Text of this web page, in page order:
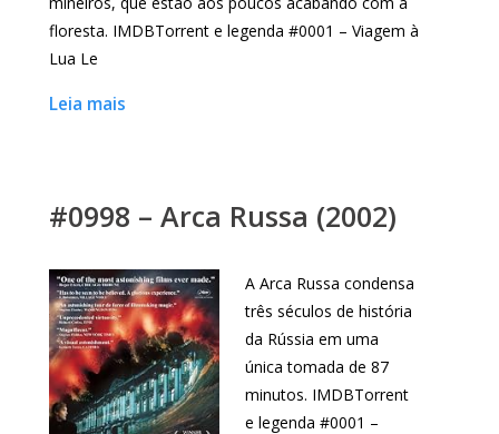
floresta. IMDBTorrent e legenda #0001 – Viagem à
Lua Le
Leia mais
#0998 – Arca Russa (2002)
A Arca Russa condensa
três séculos de história
da Rússia em uma
única tomada de 87
minutos. IMDBTorrent
e legenda #0001 –